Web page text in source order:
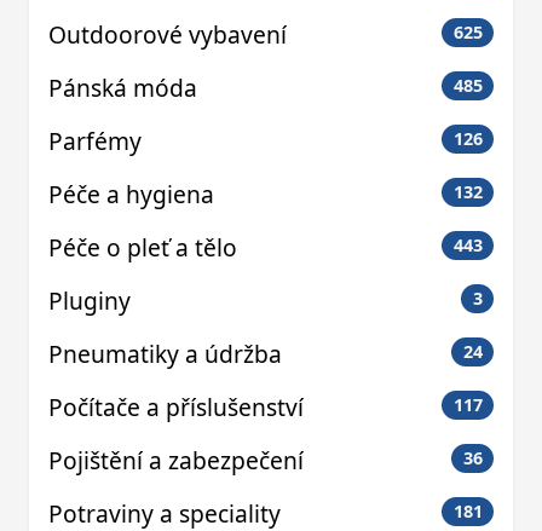
Outdoorové vybavení 625
Pánská móda 485
Parfémy 126
Péče a hygiena 132
Péče o pleť a tělo 443
Pluginy 3
Pneumatiky a údržba 24
Počítače a příslušenství 117
Pojištění a zabezpečení 36
Potraviny a speciality 181